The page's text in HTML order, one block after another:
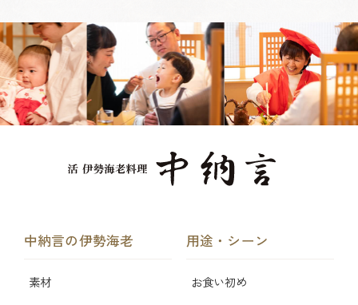
中納言の伊勢海老
素材
用途・シーン
お食い初め